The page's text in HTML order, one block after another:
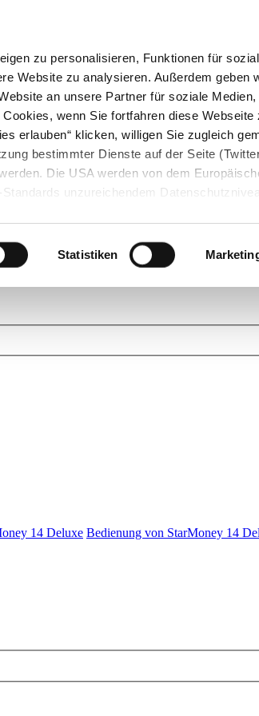
zu personalisieren, Funktionen für
Website zu analysieren. Außerdem geben
an unsere Partner für soziale Medien,
wenn Sie fortfahren diese Webseite
erlauben“ klicken, willigen Sie zugleich
bestimmter Dienste auf der Seite
Die USA werden von dem
unzureichendem
Statistiken
und helfen Sie mit Ihrem Wissen anderen
14 Deluxe Bedienung von StarMoney 14